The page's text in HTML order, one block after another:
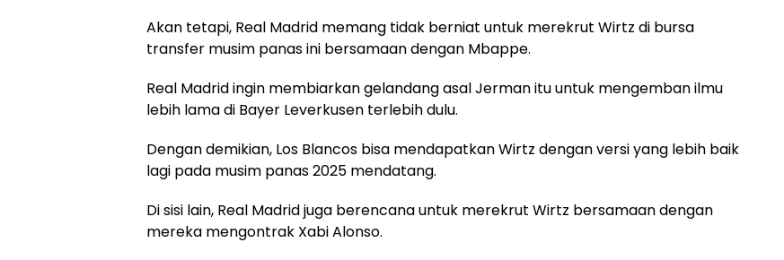
Akan tetapi, Real Madrid memang tidak berniat untuk merekrut Wirtz di bursa
transfer musim panas ini bersamaan dengan Mbappe.
Real Madrid ingin membiarkan gelandang asal Jerman itu untuk mengemban ilmu
lebih lama di Bayer Leverkusen terlebih dulu.
Dengan demikian, Los Blancos bisa mendapatkan Wirtz dengan versi yang lebih baik
lagi pada musim panas 2025 mendatang.
Di sisi lain, Real Madrid juga berencana untuk merekrut Wirtz bersamaan dengan
mereka mengontrak Xabi Alonso.